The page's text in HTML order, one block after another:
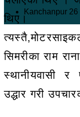
Kanchanpur 26
थिए।
सिमरीका राम
स्थानीयवासी र
उद्धार गरी